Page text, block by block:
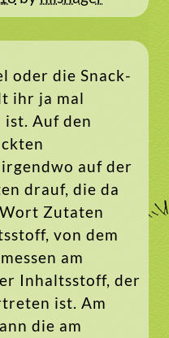
oder die Snack-
ihr ja mal
ist. Auf den
auf der
drauf, die da
Zutaten
von dem
am
Inhaltsstoff, der
ist. Am
die am